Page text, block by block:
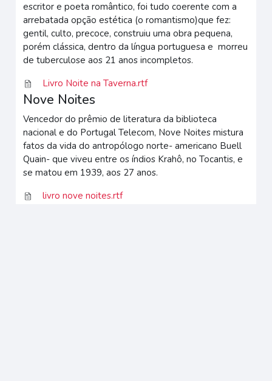
escritor e poeta romântico, foi tudo coerente com a
arrebatada opção estética (o romantismo)que fez:
gentil, culto, precoce, construiu uma obra pequena,
porém clássica, dentro da língua portuguesa e morreu
de tuberculose aos 21 anos incompletos.
Livro Noite na Taverna.rtf
Nove Noites
Vencedor do prêmio de literatura da biblioteca
nacional e do Portugal Telecom, Nove Noites mistura
fatos da vida do antropólogo norte- americano Buell
Quain- que viveu entre os índios Krahô, no Tocantis, e
se matou em 1939, aos 27 anos.
livro nove noites.rtf